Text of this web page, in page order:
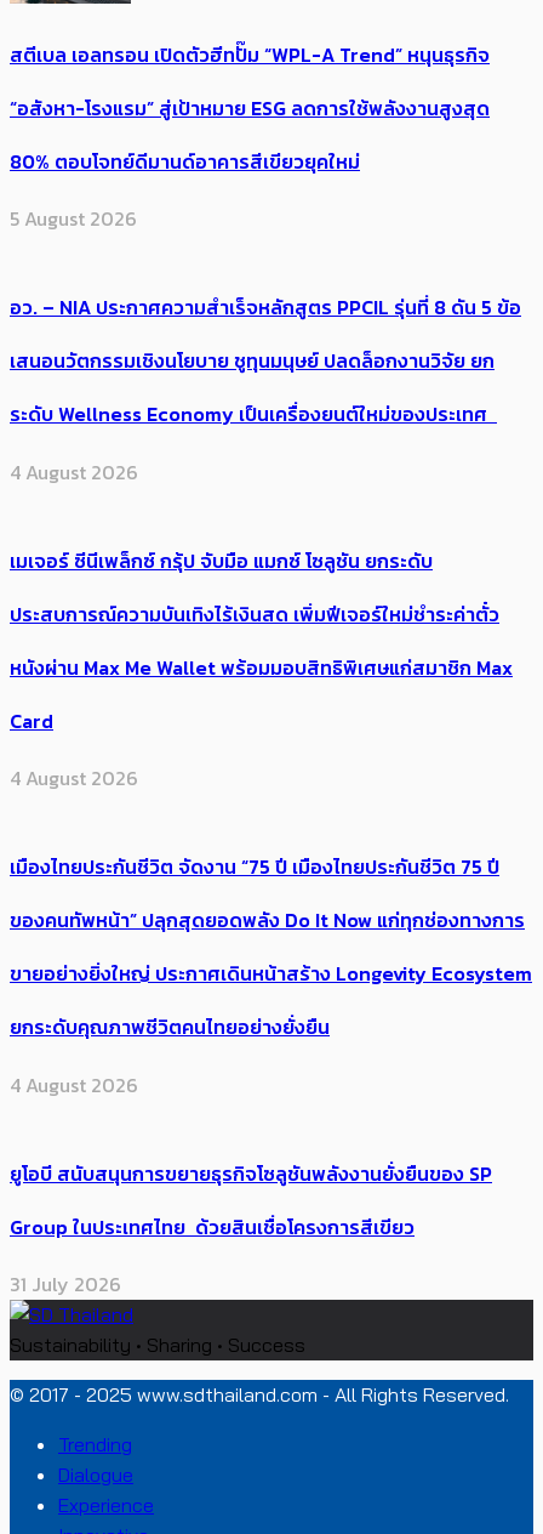
สตีเบล เอลทรอน เปิดตัวฮีทปั๊ม “WPL-A Trend” หนุนธุรกิจ
“อสังหา-โรงแรม” สู่เป้าหมาย ESG ลดการใช้พลังงานสูงสุด
80% ตอบโจทย์ดีมานด์อาคารสีเขียวยุคใหม่
5 August 2026
อว. – NIA ประกาศความสำเร็จหลักสูตร PPCIL รุ่นที่ 8 ดัน 5 ข้อ
เสนอนวัตกรรมเชิงนโยบาย ชูทุนมนุษย์ ปลดล็อกงานวิจัย ยก
ระดับ Wellness Economy เป็นเครื่องยนต์ใหม่ของประเทศ
4 August 2026
เมเจอร์ ซีนีเพล็กซ์ กรุ้ป จับมือ แมกซ์ โซลูชัน ยกระดับ
ประสบการณ์ความบันเทิงไร้เงินสด เพิ่มฟีเจอร์ใหม่ชำระค่าตั๋ว
หนังผ่าน Max Me Wallet พร้อมมอบสิทธิพิเศษแก่สมาชิก Max
Card
4 August 2026
เมืองไทยประกันชีวิต จัดงาน “75 ปี เมืองไทยประกันชีวิต 75 ปี
ของคนทัพหน้า” ปลุกสุดยอดพลัง Do It Now แก่ทุกช่องทางการ
ขายอย่างยิ่งใหญ่ ประกาศเดินหน้าสร้าง Longevity Ecosystem
ยกระดับคุณภาพชีวิตคนไทยอย่างยั่งยืน
4 August 2026
ยูโอบี สนับสนุนการขยายธุรกิจโซลูชันพลังงานยั่งยืนของ SP
Group ในประเทศไทย ด้วยสินเชื่อโครงการสีเขียว
31 July 2026
Sustainability • Sharing • Success
© 2017 - 2025 www.sdthailand.com - All Rights Reserved.
Trending
Dialogue
Experience